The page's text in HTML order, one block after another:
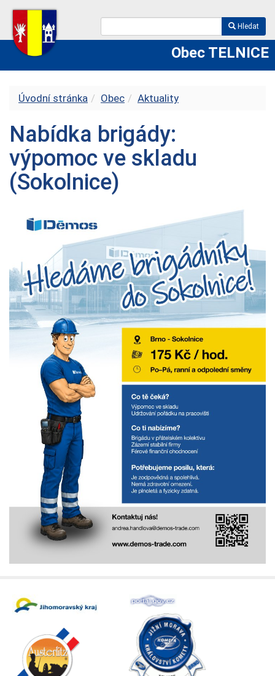
Hledat
Obec TELNICE
Úvodní stránka Obec Aktuality
Nabídka brigády:
výpomoc ve skladu
(Sokolnice)